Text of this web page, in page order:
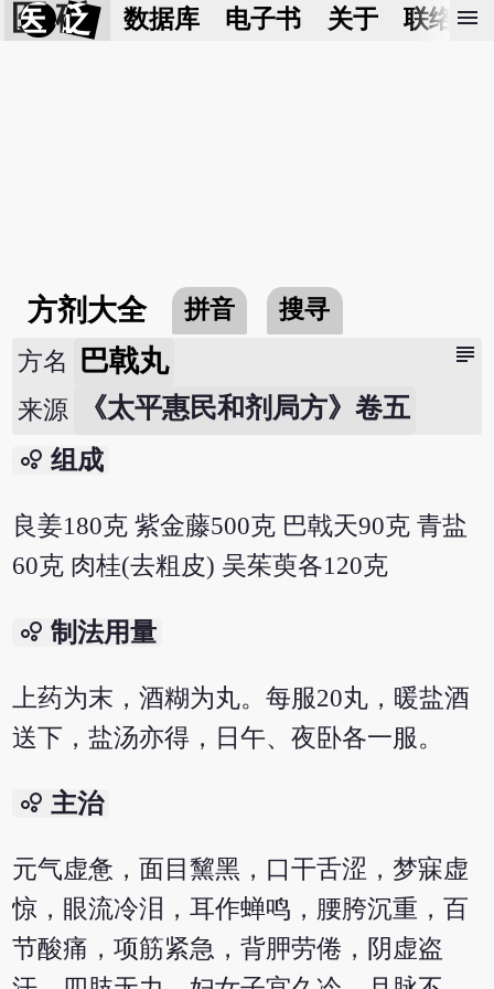
医 砭 数据库 电子书 关于 联络我
menu
方剂大全 拼音 搜寻
subject
方名 巴戟丸
来源 《太平惠民和剂局方》卷五
bubble_chart 组成
良姜180克 紫金藤500克 巴戟天90克 青盐
60克 肉桂(去粗皮) 吴茱萸各120克
bubble_chart 制法用量
上药为末，酒糊为丸。每服20丸，暖盐酒
送下，盐汤亦得，日午、夜卧各一服。
bubble_chart 主治
元气虚惫，面目黧黑，口干舌涩，梦寐虚
惊，眼流冷泪，耳作蝉鸣，腰胯沉重，百
节酸痛，项筋紧急，背胛劳倦，阴虚盗